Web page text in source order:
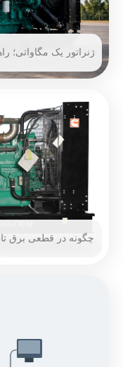
ژنراتور یک مگاواتی؛
چگونه در قطعی برق